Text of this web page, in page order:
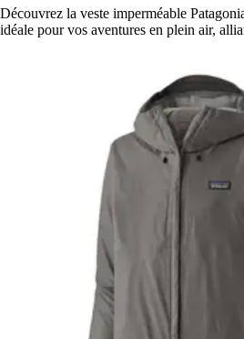
Découvrez la veste imperméable
idéale pour vos aventures en plein air,